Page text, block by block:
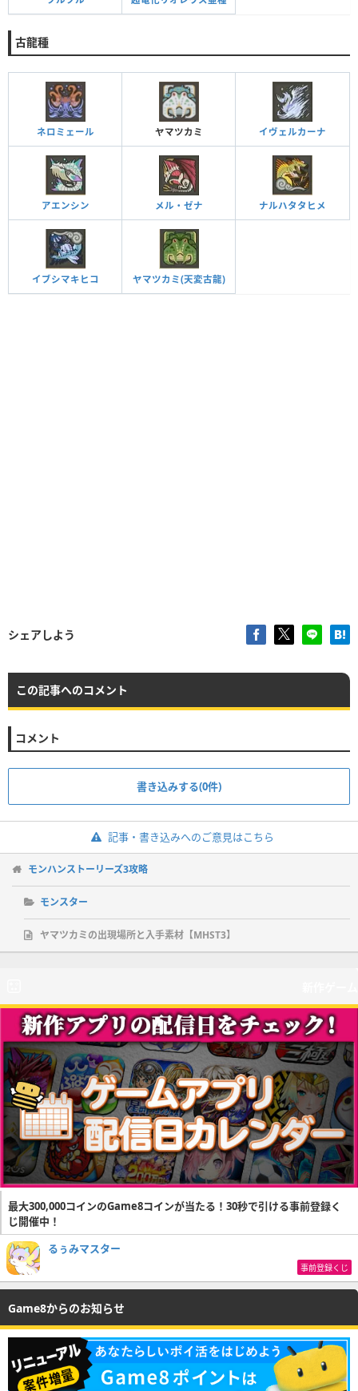
古龍種
ネロミェール ヤマツカミ イヴェルカーナ
アエンシン メル・ゼナ ナルハタタヒメ
イブシマキヒコ ヤマツカミ(天変古龍)
シェアしよう
この記事へのコメント
コメント
書き込みする(0件)
記事・書き込みへのご意見はこちら
モンハンストーリーズ3攻略
モンスター
ヤマツカミの出現場所と入手素材【MHST3】
最大300,000コインのGame8コインが当たる！30秒で引ける事前登録く
じ開催中！
るぅみマスター
事前登録くじ
Game8からのお知らせ